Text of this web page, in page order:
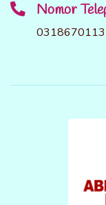
Nomor
0318670113